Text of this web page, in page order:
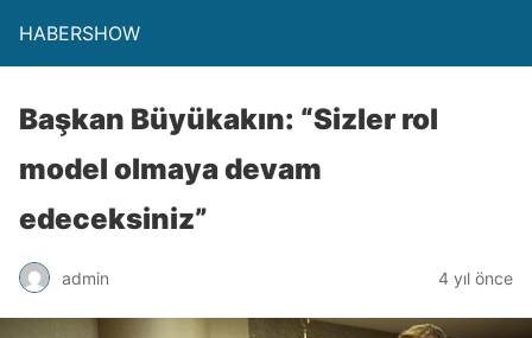
HABERSHOW
Başkan Büyükakın: “Sizler rol
model olmaya devam
edeceksiniz”
admin 4 yıl önce